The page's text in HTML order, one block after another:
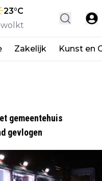
23°C
Zakelijk Kunst en
gemeentehuis
gevlogen